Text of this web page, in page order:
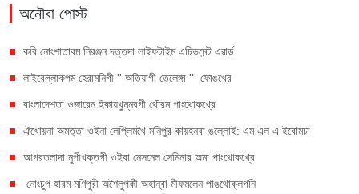
অনৌবা পোস্ট
কবি নোংশাতাবম নিরঞ্জন দত্তদা লাইফটাইম এচিভমেন্ট এৱার্ড
লাইরেল্লাকপম হেরামনিগী '' অতিয়াগী তেলেঙ্গা '' ফোঙখ্রে
বাংলাদেশতা ওজারেন ইকায়খুম্নবগী থৌরম পাংথোকখ্রে
ঐখোয়না অমত্তা ওইনা লেপ্লিমখৈ মনিপুর কায়হনবা ঙল্লোই: এম এল এ ইবোমচা
আগরতলাদা নুপীখক্তগী ওইবা নেসনেল সেমিনার অমা পাংথোকখ্রে
নোংচুপ হারম মণিপুরী অশৈলুপকী অহান্বা মীফমলেন পাঙথোক্লগনি